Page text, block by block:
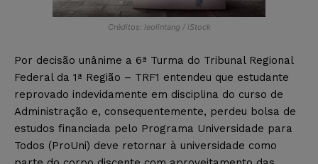
Créditos: leolintang / iStock
Por decisão unânime a 6ª Turma do Tribunal Regional
Federal da 1ª Região – TRF1 entendeu que estudante
reprovado indevidamente em disciplina do curso de
Administração e, consequentemente, perdeu bolsa de
estudos financiada pelo Programa Universidade para
Todos (ProUni) deve retornar à universidade como